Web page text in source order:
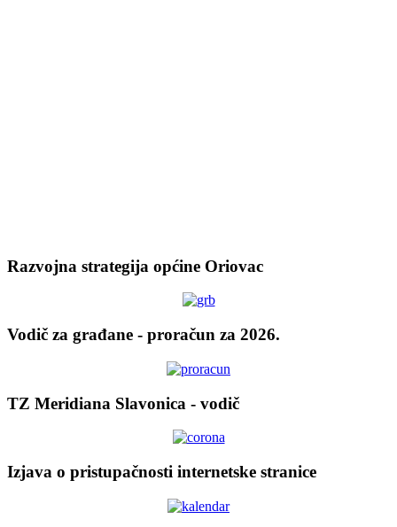
Razvojna strategija općine Oriovac
Vodič za građane - proračun za 2026.
TZ Meridiana Slavonica - vodič
Izjava o pristupačnosti internetske stranice